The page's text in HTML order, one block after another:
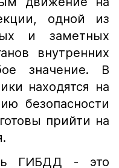
одной из
и заметных
внутренних
значение. В
находятся на
безопасности
прийти на
ГИБДД - это